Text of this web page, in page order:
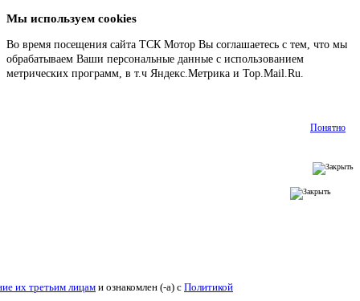
Мы используем cookies
Во время посещения сайта ТСК Мотор Вы соглашаетесь с тем, что мы
обрабатываем Ваши персональные данные с использованием
метрических программ, в т.ч Яндекс.Метрика и Top.Mail.Ru.
Понятно
их третьим лицами ознакомлен (-а) cПолитикой конфиденциальности